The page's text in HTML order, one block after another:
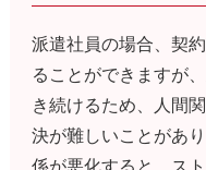
派遣社員の場合、契
ることができますが
き続けるため、人間
決が難しいことがあ